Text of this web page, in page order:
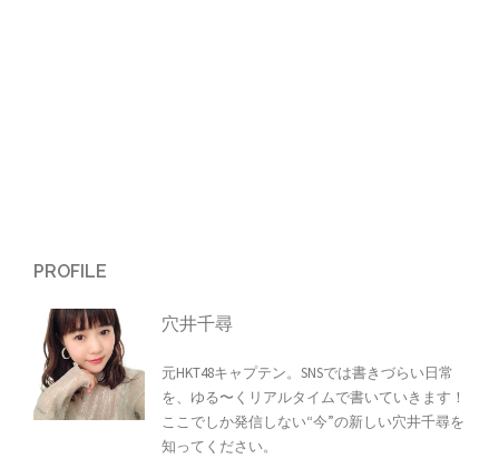
PROFILE
穴井千尋
元HKT48キャプテン。SNSでは書きづらい日常
を、ゆる〜くリアルタイムで書いていきます！
ここでしか発信しない“今”の新しい穴井千尋を
知ってください。